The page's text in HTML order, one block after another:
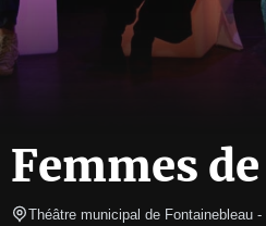
Femmes
Théâtre municipal de Fontainebleau -